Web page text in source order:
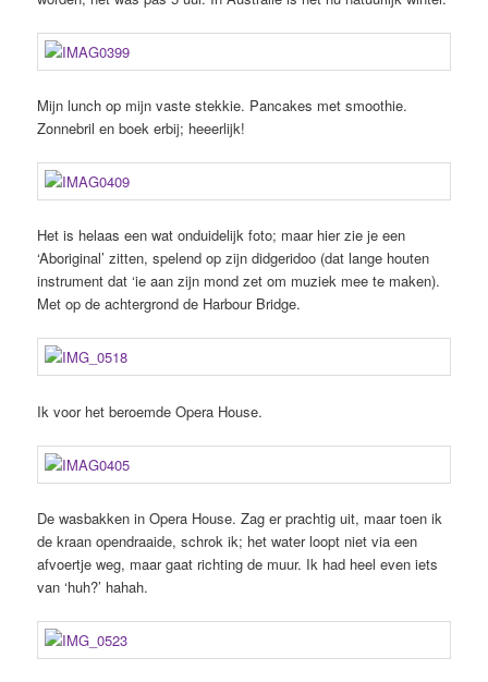
Mijn lunch op mijn vaste stekkie. Pancakes met smoothie.
Zonnebril en boek erbij; heeerlijk!
Het is helaas een wat onduidelijk foto; maar hier zie je een
‘Aboriginal’ zitten, spelend op zijn didgeridoo (dat lange houten
instrument dat ‘ie aan zijn mond zet om muziek mee te maken).
Met op de achtergrond de Harbour Bridge.
Ik voor het beroemde Opera House.
De wasbakken in Opera House. Zag er prachtig uit, maar toen ik
de kraan opendraaide, schrok ik; het water loopt niet via een
afvoertje weg, maar gaat richting de muur. Ik had heel even iets
van ‘huh?’ hahah.